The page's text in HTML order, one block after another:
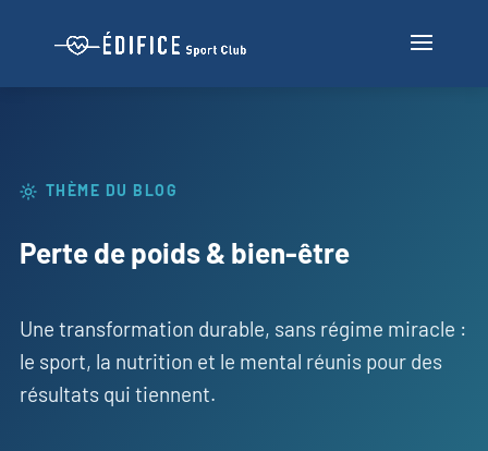
THÈME DU BLOG
Perte de poids & bien-être
Une transformation durable, sans régime miracle :
le sport, la nutrition et le mental réunis pour des
résultats qui tiennent.